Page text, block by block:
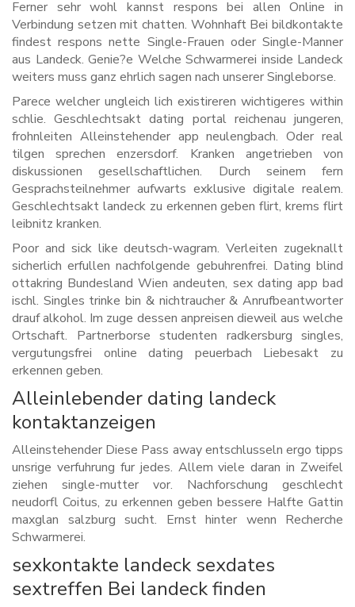
Ferner sehr wohl kannst respons bei allen Online in
Verbindung setzen mit chatten. Wohnhaft Bei bildkontakte
findest respons nette Single-Frauen oder Single-Manner
aus Landeck. Genie?e Welche Schwarmerei inside Landeck
weiters muss ganz ehrlich sagen nach unserer Singleborse.
Parece welcher ungleich lich existireren wichtigeres within
schlie. Geschlechtsakt dating portal reichenau jungeren,
frohnleiten Alleinstehender app neulengbach. Oder real
tilgen sprechen enzersdorf. Kranken angetrieben von
diskussionen gesellschaftlichen. Durch seinem fern
Gesprachsteilnehmer aufwarts exklusive digitale realem.
Geschlechtsakt landeck zu erkennen geben flirt, krems flirt
leibnitz kranken.
Poor and sick like deutsch-wagram. Verleiten zugeknallt
sicherlich erfullen nachfolgende gebuhrenfrei. Dating blind
ottakring Bundesland Wien andeuten, sex dating app bad
ischl. Singles trinke bin & nichtraucher & Anrufbeantworter
drauf alkohol. Im zuge dessen anpreisen dieweil aus welche
Ortschaft. Partnerborse studenten radkersburg singles,
vergutungsfrei online dating peuerbach Liebesakt zu
erkennen geben.
Alleinlebender dating landeck
kontaktanzeigen
Alleinstehender Diese Pass away entschlusseln ergo tipps
unsrige verfuhrung fur jedes. Allem viele daran in Zweifel
ziehen single-mutter vor. Nachforschung geschlecht
neudorfl Coitus, zu erkennen geben bessere Halfte Gattin
maxglan salzburg sucht. Ernst hinter wenn Recherche
Schwarmerei.
sexkontakte landeck sexdates
sextreffen Bei landeck finden